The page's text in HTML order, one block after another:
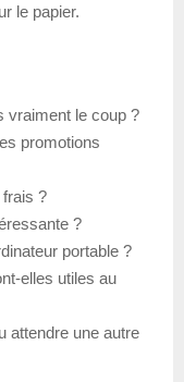
le papier.
vraiment le coup ?
promotions
?
?
portable ?
elles utiles au
attendre une autre